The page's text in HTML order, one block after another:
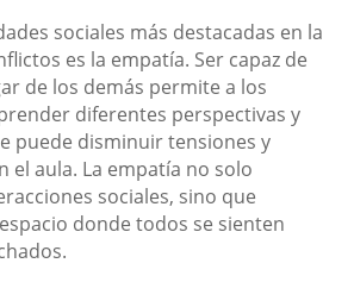
sociales más destacadas en la
es la empatía. Ser capaz de
de los demás permite a los
diferentes perspectivas y
puede disminuir tensiones y
el aula. La empatía no solo
sociales, sino que
donde todos se sienten